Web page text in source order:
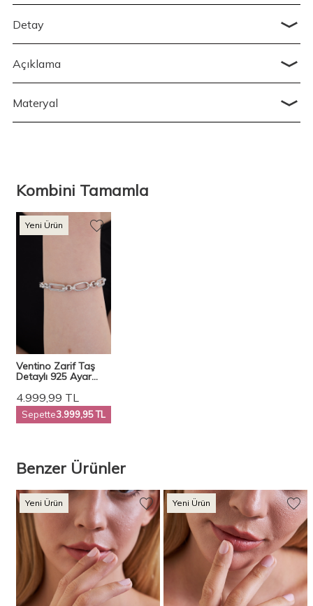
Detay
Açıklama
Materyal
Kombini Tamamla
Yeni Ürün
Ventino Zarif Taş
Detaylı 925 Ayar
VKB-7002
4.999,99 TL
Sepette3.999,95 TL
Benzer Ürünler
Yeni Ürün Yeni Ürün